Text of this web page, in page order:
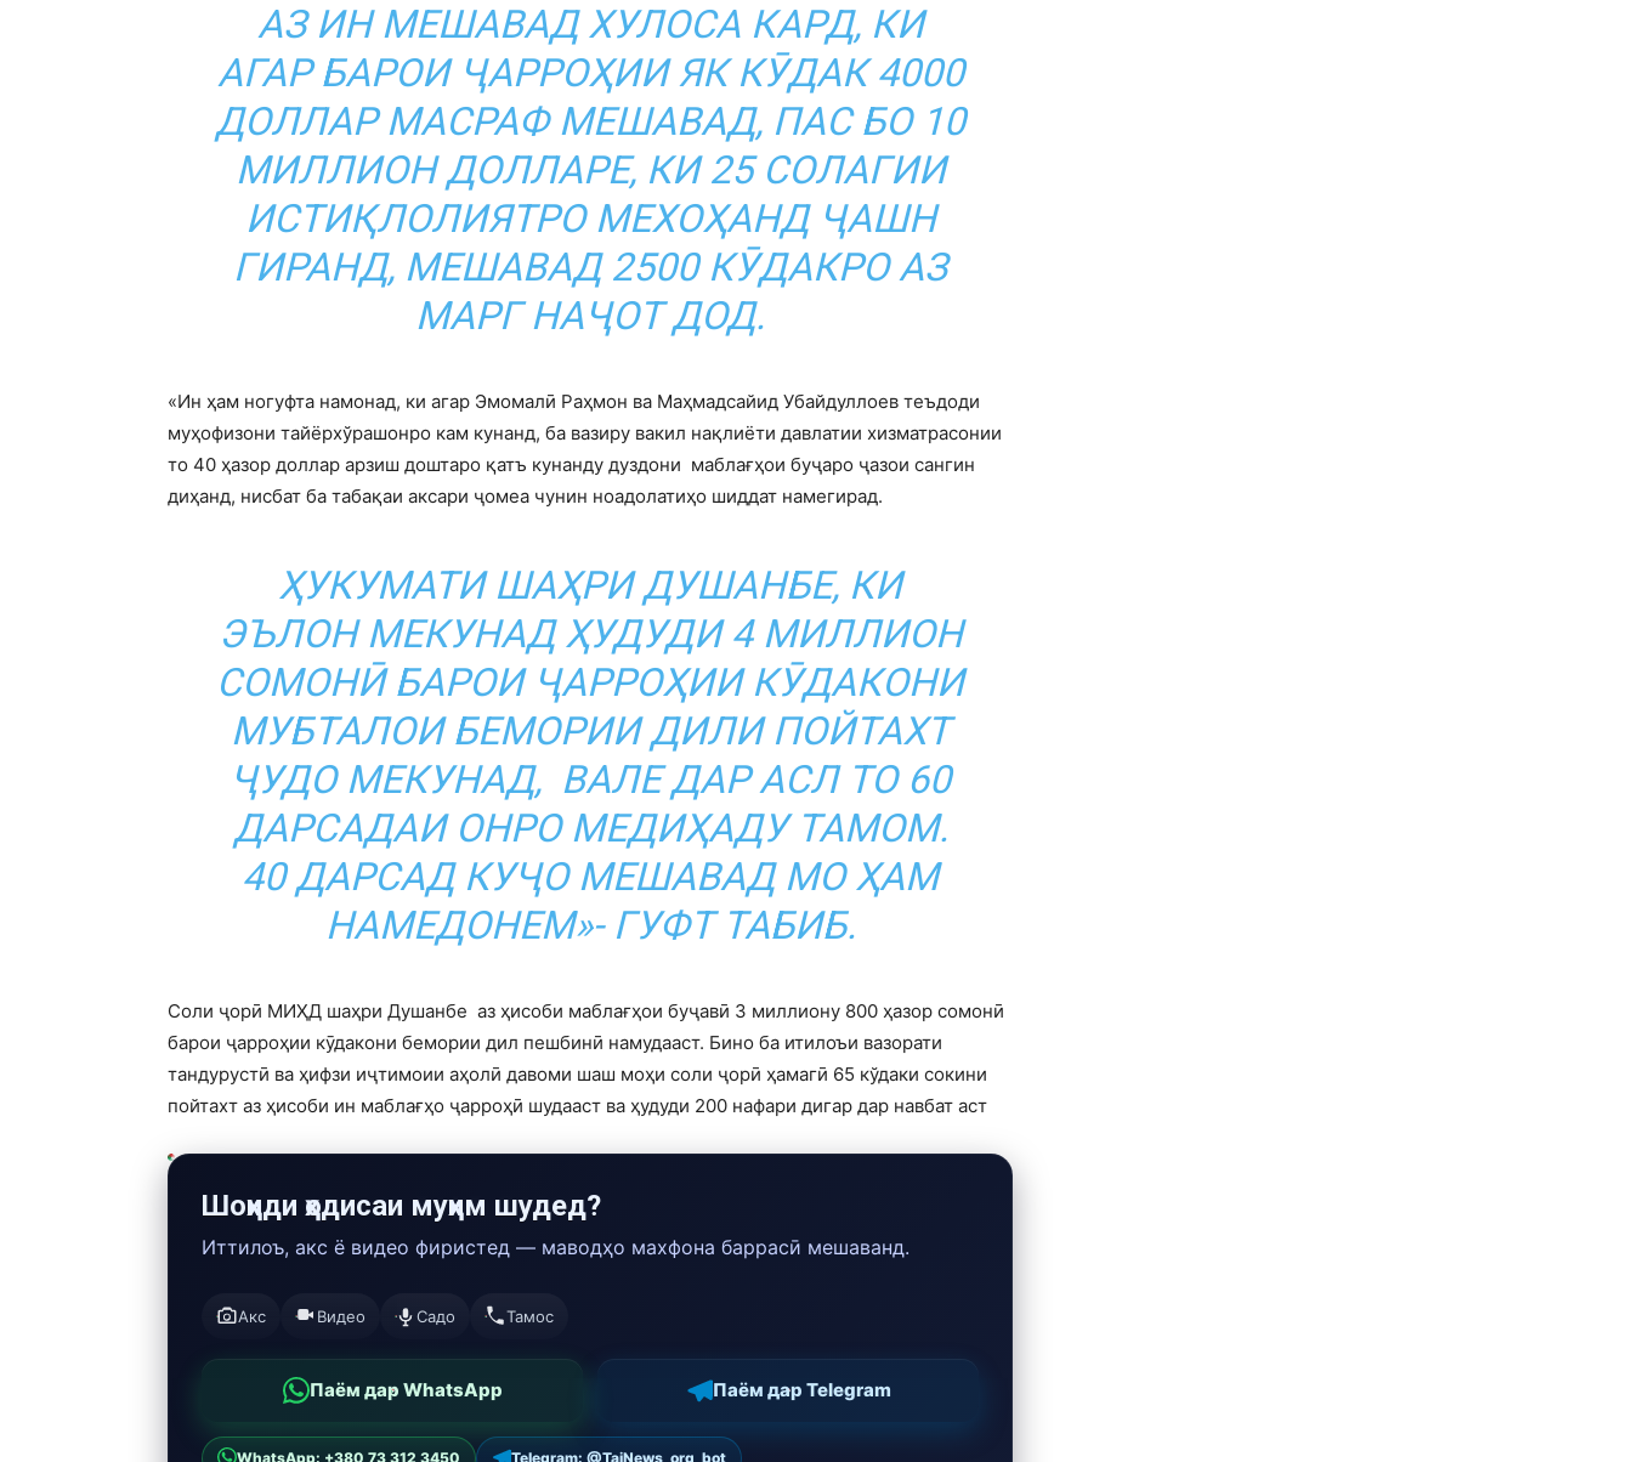
АЗ ИН МЕШАВАД ХУЛОСА КАРД, КИ
АГАР БАРОИ ҶАРРОҲИИ ЯК КӮДАК 4000
ДОЛЛАР МАСРАФ МЕШАВАД, ПАС БО 10
МИЛЛИОН ДОЛЛАРЕ, КИ 25 СОЛАГИИ
ИСТИҚЛОЛИЯТРО МЕХОҲАНД ҶАШН
ГИРАНД, МЕШАВАД 2500 КӮДАКРО АЗ
МАРГ НАҶОТ ДОД.
«Ин ҳам ногуфта намонад, ки агар Эмомалӣ Раҳмон ва Маҳмадсайид Убайдуллоев теъдоди
муҳофизони тайёрхўрашонро кам кунанд, ба вазиру вакил нақлиёти давлатии хизматрасонии
то 40 ҳазор доллар арзиш доштаро қатъ кунанду дуздони маблағҳои буҷаро ҷазои сангин
диҳанд, нисбат ба табақаи аксари ҷомеа чунин ноадолатиҳо шиддат намегирад.
ҲУКУМАТИ ШАҲРИ ДУШАНБЕ, КИ
ЭЪЛОН МЕКУНАД ҲУДУДИ 4 МИЛЛИОН
СОМОНӢ БАРОИ ҶАРРОҲИИ КӮДАКОНИ
МУБТАЛОИ БЕМОРИИ ДИЛИ ПОЙТАХТ
ҶУДО МЕКУНАД, ВАЛЕ ДАР АСЛ ТО 60
ДАРСАДАИ ОНРО МЕДИҲАДУ ТАМОМ.
40 ДАРСАД КУҶО МЕШАВАД МО ҲАМ
НАМЕДОНЕМ»- ГУФТ ТАБИБ.
Соли ҷорӣ МИҲД шаҳри Душанбе аз ҳисоби маблағҳои буҷавӣ 3 миллиону 800 ҳазор сомонӣ
барои ҷарроҳии кӯдакони бемории дил пешбинӣ намудааст. Бино ба итилоъи вазорати
тандурустӣ ва ҳифзи иҷтимоии аҳолӣ давоми шаш моҳи соли ҷорӣ ҳамагӣ 65 кўдаки сокини
пойтахт аз ҳисоби ин маблағҳо ҷарроҳӣ шудааст ва ҳудуди 200 нафари дигар дар навбат аст
Шоҳиди ҳодисаи муҳим шудед?
Иттилоъ, акс ё видео фиристед — маводҳо махфона баррасӣ мешаванд.
Акс Видео Садо Тамос
Паём дар WhatsApp Паём дар Telegram
WhatsApp: +380 73 312 3450 Telegram: @TajNews_org_bot